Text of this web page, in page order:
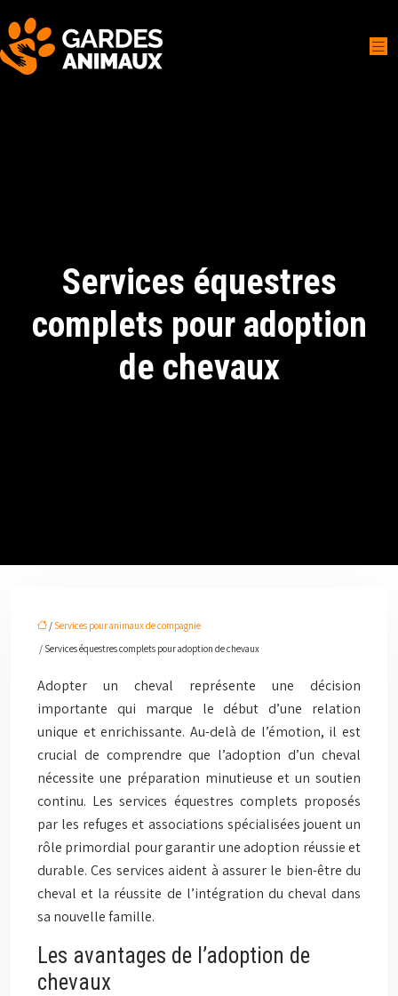
Services équestres
complets pour adoption
de chevaux
/ Services pour animaux de compagnie
/ Services équestres complets pour adoption de chevaux
Adopter un cheval représente une décision
importante qui marque le début d’une relation
unique et enrichissante. Au-delà de l’émotion, il est
crucial de comprendre que l’adoption d’un cheval
nécessite une préparation minutieuse et un soutien
continu. Les services équestres complets proposés
par les refuges et associations spécialisées jouent un
rôle primordial pour garantir une adoption réussie et
durable. Ces services aident à assurer le bien-être du
cheval et la réussite de l’intégration du cheval dans
sa nouvelle famille.
Les avantages de l’adoption de
chevaux